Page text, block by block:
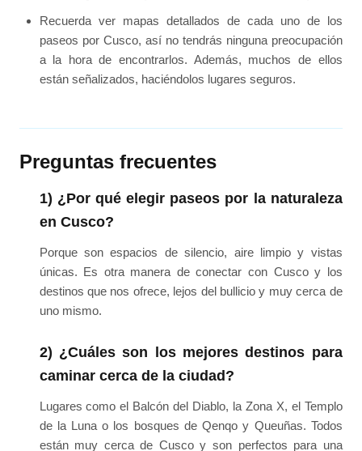
Recuerda ver mapas detallados de cada uno de los
paseos por Cusco, así no tendrás ninguna preocupación
a la hora de encontrarlos. Además, muchos de ellos
están señalizados, haciéndolos lugares seguros.
Preguntas frecuentes
1) ¿Por qué elegir paseos por la naturaleza
en Cusco?
Porque son espacios de silencio, aire limpio y vistas
únicas. Es otra manera de conectar con Cusco y los
destinos que nos ofrece, lejos del bullicio y muy cerca de
uno mismo.
2) ¿Cuáles son los mejores destinos para
caminar cerca de la ciudad?
Lugares como el Balcón del Diablo, la Zona X, el Templo
de la Luna o los bosques de Qenqo y Queuñas. Todos
están muy cerca de Cusco y son perfectos para una